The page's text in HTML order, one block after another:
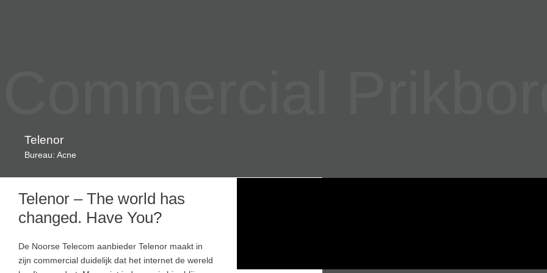
Telenor
Bureau: Acne
Telenor – The world has
changed. Have You?
De Noorse Telecom aanbieder Telenor maakt in
zijn commercial duidelijk dat het internet de wereld